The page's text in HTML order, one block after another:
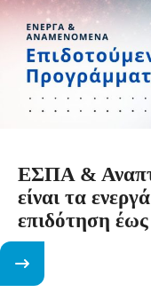
ΕΣΠΑ &
είναι τα
επιδότηση